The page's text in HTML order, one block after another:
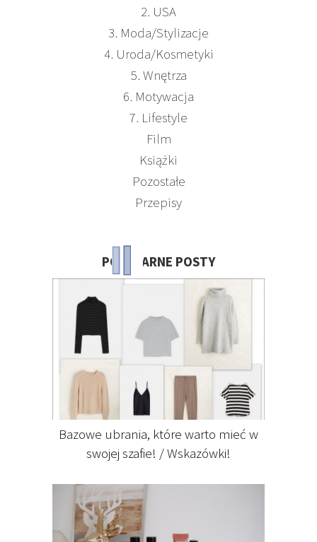
2. USA
3. Moda/Stylizacje
4. Uroda/Kosmetyki
5. Wnętrza
6. Motywacja
7. Lifestyle
Film
Książki
Pozostałe
Przepisy
POPULARNE POSTY
Bazowe ubrania, które warto mieć w
swojej szafie! / Wskazówki!